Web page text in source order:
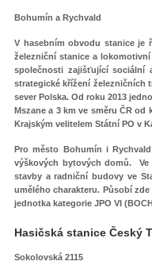
Bohumín a Rychvald
V hasebním obvodu stanice je
železniční stanice a
společnosti zajišťující sociální
strategické křížení železničních
sever Polska. Od roku 2013
Mszane a 3 km ve směru ČR
Krajským velitelem Státní PO v
Pro město Bohumín i
výškových bytových domů. Ve
stavby a radniční budovy ve
umělého charakteru. Působí
jednotka kategorie JPO VI
Hasičská stanice Český
Sokolovská 2115